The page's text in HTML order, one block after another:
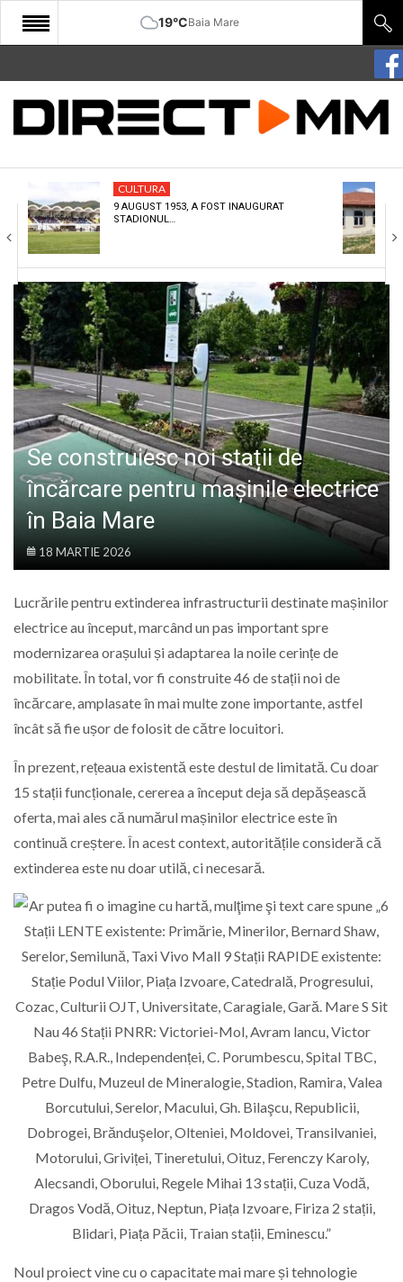
19°CBaia Mare
START
COMUNITATE
ECONOMIE
SANATATE
SPORT
SPECIAL
POLITIC
LIFE
CULTURA
9 AUGUST 1953, A FOST INAUGURAT
STADIONUL…
Se construiesc noi stații de
încărcare pentru mașinile electrice
în Baia Mare
18 MARTIE 2026
Lucrările pentru extinderea infrastructurii destinate mașinilor
electrice au început, marcând un pas important spre
modernizarea orașului și adaptarea la noile cerințe de
mobilitate. În total, vor fi construite 46 de stații noi de
încărcare, amplasate în mai multe zone importante, astfel
încât să fie ușor de folosit de către locuitori.
În prezent, rețeaua existentă este destul de limitată. Cu doar
15 stații funcționale, cererea a început deja să depășească
oferta, mai ales că numărul mașinilor electrice este în
continuă creștere. În acest context, autoritățile consideră că
extinderea este nu doar utilă, ci necesară.
Noul proiect vine cu o capacitate mai mare și tehnologie